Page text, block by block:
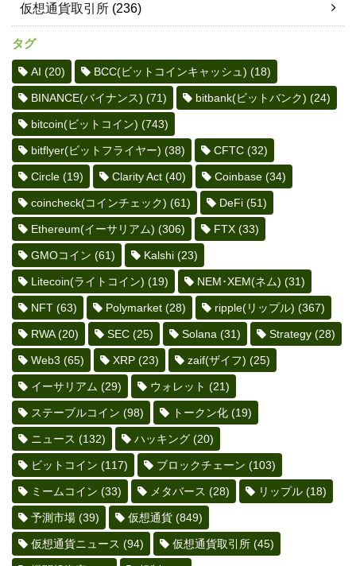
仮想通貨取引所 (236)
タグ
AI (20) BCC(ビットコインキャッシュ) (18)
BINANCE(バイナンス) (71) bitbank(ビットバンク) (24)
bitcoin(ビットコイン) (743)
bitflyer(ビットフライヤー) (38) CFTC (32)
Circle (19) Clarity Act (40) Coinbase (34)
coincheck(コインチェック) (61) DeFi (51)
Ethereum(イーサリアム) (306) FTX (33)
GMOコイン (61) Kalshi (23)
Litecoin(ライトコイン) (19) NEM･XEM(ネム) (31)
NFT (63) Polymarket (28) ripple(リップル) (367)
RWA(20) SEC (25) Solana (31) Strategy (28)
Web3 (65) XRP (23) zaif(ザイフ) (25)
イーサリアム (29) ウォレット (21)
ステーブルコイン (98) トークン化 (19)
ニュース (132) ハッキング (20)
ビットコイン (117) ブロックチェーン (103)
ミームコイン (33) メタバース (28) リップル (18)
予測市場 (39) 仮想通貨 (849)
仮想通貨ニュース (94) 仮想通貨取引所 (45)